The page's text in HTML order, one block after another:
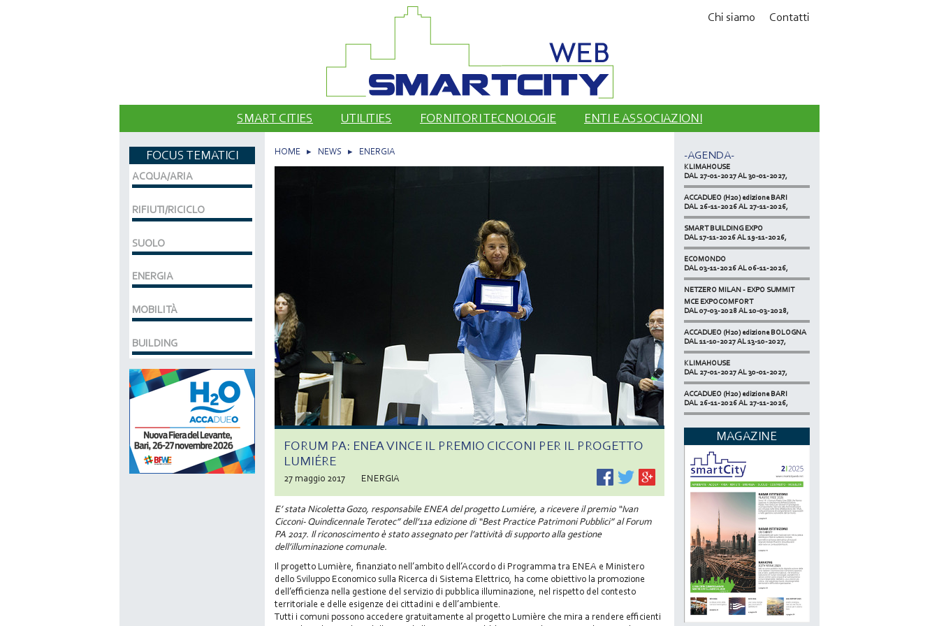
Chi siamo Contatti
SMART CITIES UTILITIES FORNITORI TECNOLOGIE ENTI E ASSOCIAZIONI
HOME ▸ NEWS ▸ ENERGIA
FORUM PA: ENEA VINCE IL PREMIO CICCONI PER IL PROGETTO
LUMIÉRE
27 maggio 2017 ENERGIA
E’ stata Nicoletta Gozo, responsabile ENEA del progetto Lumiére, a ricevere il premio “Ivan
Cicconi- Quindicennale Terotec” dell’11a edizione di “Best Practice Patrimoni Pubblici” al Forum
PA 2017. Il riconoscimento è stato assegnato per l’attività di supporto alla gestione
dell’illuminazione comunale.
Il progetto Lumière, finanziato nell’ambito dell’Accordo di Programma tra ENEA e Ministero
dello Sviluppo Economico sulla Ricerca di Sistema Elettrico, ha come obiettivo la promozione
dell’efficienza nella gestione del servizio di pubblica illuminazione, nel rispetto del contesto
territoriale e delle esigenze dei cittadini e dell’ambiente.
Tutti i comuni possono accedere gratuitamente al progetto Lumière che mira a rendere efficienti
FOCUS TEMATICI
ACQUA/ARIA
RIFIUTI/RICICLO
SUOLO
ENERGIA
MOBILITÀ
BUILDING
-AGENDA-
ACCADUEO (H20) edizione BOLOGNA
KLIMAHOUSE
DAL 27-01-2027 AL 30-01-2027,
ACCADUEO (H20) edizione BARI
DAL 26-11-2026 AL 27-11-2026,
SMART BUILDING EXPO
DAL 17-11-2026 AL 19-11-2026,
ECOMONDO
DAL 03-11-2026 AL 06-11-2026,
NETZERO MILAN - EXPO SUMMIT
DAL 20-10-2026 AL 22-10-2026,
MCE EXPOCOMFORT
DAL 07-03-2028 AL 10-03-2028,
ACCADUEO (H20) edizione BOLOGNA
DAL 11-10-2027 AL 13-10-2027,
KLIMAHOUSE
DAL 27-01-2027 AL 30-01-2027,
ACCADUEO (H20) edizione BARI
DAL 26-11-2026 AL 27-11-2026,
DAL 17-11-2026 AL 19-11-2026,
ECOMONDO
DAL 03-11-2026 AL 06-11-2026,
NETZERO MILAN - EXPO SUMMIT
DAL 20-10-2026 AL 22-10-2026,
MAGAZINE